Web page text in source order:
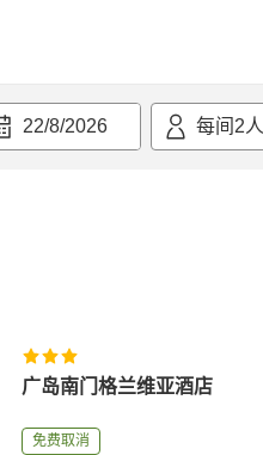
22/8/2026 每间 2人
广岛南门格兰维亚酒店
免费取消